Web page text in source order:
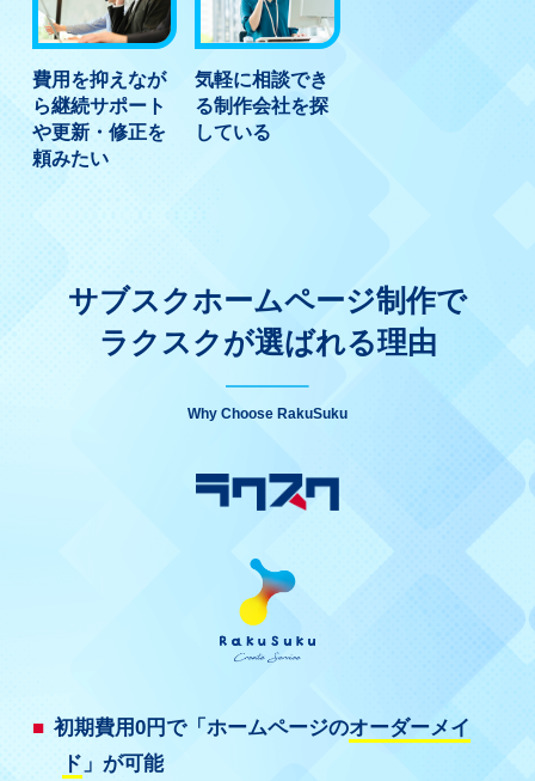
費用を抑えなが
ら継続サポート
や更新・修正を
頼みたい
気軽に相談でき
る制作会社を探
している
サブスクホームページ制作で
ラクスクが選ばれる理由
Why Choose RakuSuku
初期費用0円で「ホームページのオーダーメイ
ド 」が可能